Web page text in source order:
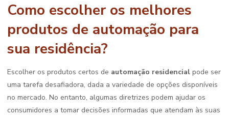
Como escolher os melhores
produtos de automação para
sua residência?
Escolher os produtos certos de automação residencial pode ser
uma tarefa desafiadora, dada a variedade de opções disponíveis
no mercado. No entanto, algumas diretrizes podem ajudar os
consumidores a tomar decisões informadas que atendam às suas